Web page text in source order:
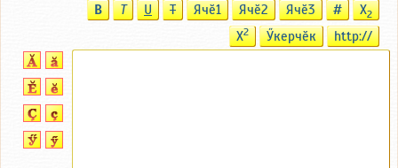
B T U T Ячӗ1 Ячӗ2 Ячӗ3 # X2
X2 Ӳкерчӗк http://